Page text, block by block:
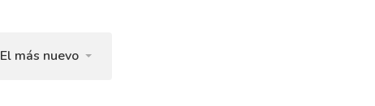
El más nuevo